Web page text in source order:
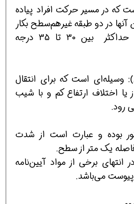
که در مسیر حرکت افراد پیاده
آنها در دو طبقه غیرهم‌سطح بکار
می رود و شیب آن حداکثر بین 30 تا 35 درجه
وسیله‌ای است که برای انتقال
یا اختلاف ارتفاع کم و با شیب
بوده و عبارت است از شدت
یک متر از سطح.
برخی از مواد آیین‌نامه
پیوست می‌باشد.